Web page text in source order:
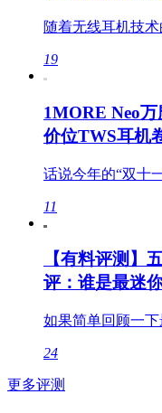
随着无线耳机技
19
1MORE Neo
价位TWS耳机
话说今年的“双十
11
【有料评测】
评：谁是最迷
如果简单回顾一
24
更多评测